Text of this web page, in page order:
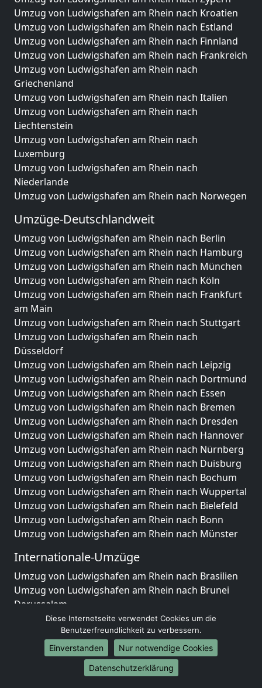
Umzug von Ludwigshafen am Rhein nach Kroatien
Umzug von Ludwigshafen am Rhein nach Estland
Umzug von Ludwigshafen am Rhein nach Finnland
Umzug von Ludwigshafen am Rhein nach Frankreich
Umzug von Ludwigshafen am Rhein nach
Griechenland
Umzug von Ludwigshafen am Rhein nach Italien
Umzug von Ludwigshafen am Rhein nach
Liechtenstein
Umzug von Ludwigshafen am Rhein nach
Luxemburg
Umzug von Ludwigshafen am Rhein nach
Niederlande
Umzug von Ludwigshafen am Rhein nach Norwegen
Umzüge-Deutschlandweit
Umzug von Ludwigshafen am Rhein nach Berlin
Umzug von Ludwigshafen am Rhein nach Hamburg
Umzug von Ludwigshafen am Rhein nach München
Umzug von Ludwigshafen am Rhein nach Köln
Umzug von Ludwigshafen am Rhein nach Frankfurt
am Main
Umzug von Ludwigshafen am Rhein nach Stuttgart
Umzug von Ludwigshafen am Rhein nach
Düsseldorf
Umzug von Ludwigshafen am Rhein nach Leipzig
Umzug von Ludwigshafen am Rhein nach Dortmund
Umzug von Ludwigshafen am Rhein nach Essen
Umzug von Ludwigshafen am Rhein nach Bremen
Umzug von Ludwigshafen am Rhein nach Dresden
Umzug von Ludwigshafen am Rhein nach Hannover
Umzug von Ludwigshafen am Rhein nach Nürnberg
Umzug von Ludwigshafen am Rhein nach Duisburg
Umzug von Ludwigshafen am Rhein nach Bochum
Umzug von Ludwigshafen am Rhein nach Wuppertal
Umzug von Ludwigshafen am Rhein nach Bielefeld
Umzug von Ludwigshafen am Rhein nach Bonn
Umzug von Ludwigshafen am Rhein nach Münster
Internationale-Umzüge
Umzug von Ludwigshafen am Rhein nach Brasilien
Umzug von Ludwigshafen am Rhein nach Brunei
Darussalam
Umzug von Ludwigshafen am Rhein nach Burkina
Umzug von Ludwigshafen am Rhein nach Burundi
Umzug von Ludwigshafen am Rhein nach Chile
Umzug von Ludwigshafen am Rhein nach China
Diese Internetseite verwendet Cookies um die
Benutzerfreundlichkeit zu verbessern.
Einverstanden
Nur notwendige Cookies
Datenschutzerklärung